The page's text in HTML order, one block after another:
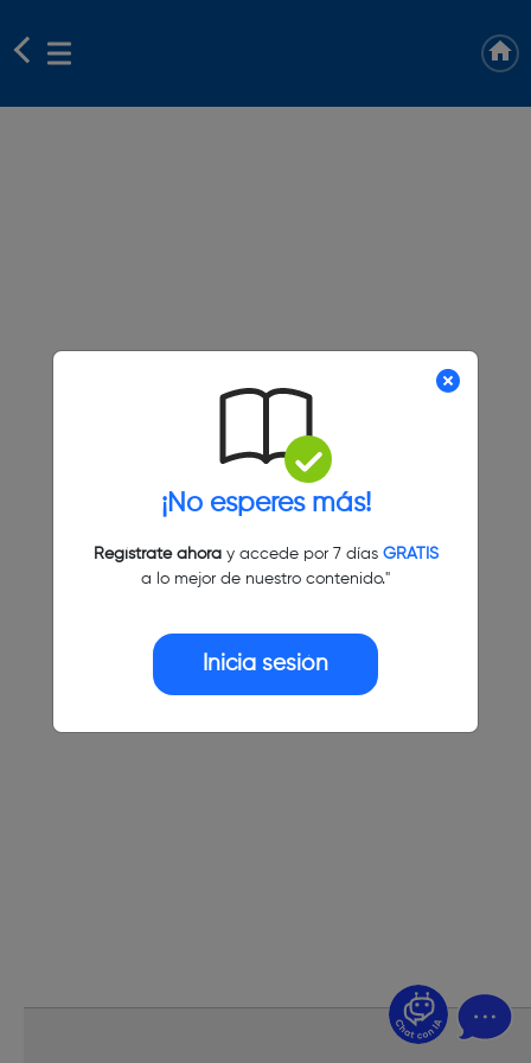
¡No esperes más!
Regístrate ahoray accede por 7 días GRATIS
a lo mejor de nuestro contenido."
Inicia sesión